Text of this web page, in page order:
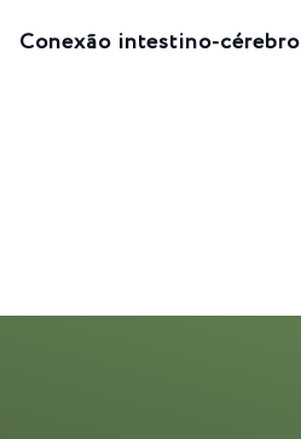
Conexão intestino-cérebro